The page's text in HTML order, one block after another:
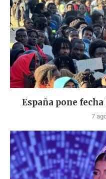
España pone
7